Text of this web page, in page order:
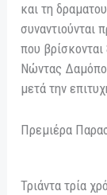
και τη
που βρίσκονται
Νώντας
μετά την
Πρεμιέρα
Τριάντα τρία